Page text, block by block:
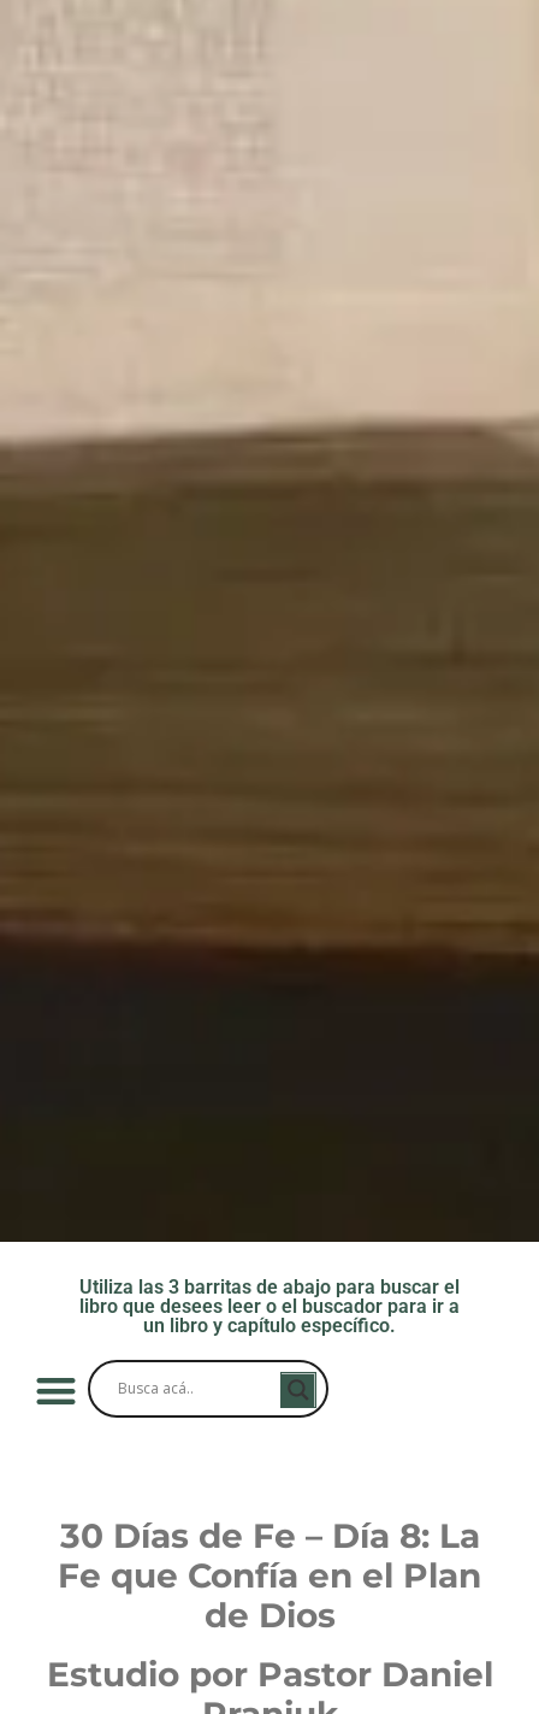
Utiliza las 3 barritas de abajo para buscar el
libro que desees leer o el buscador para ir a
un libro y capítulo específico.
30 Días de Fe – Día 8: La
Fe que Confía en el Plan
de Dios
Estudio por Pastor Daniel